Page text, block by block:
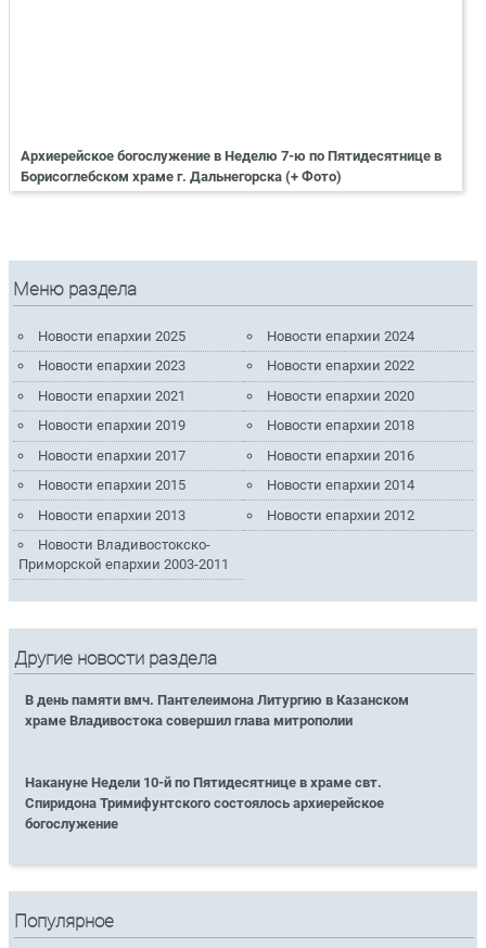
Архиерейское богослужение в Неделю 7-ю по Пятидесятнице в
Борисоглебском храме г. Дальнегорска (+ Фото)
Меню раздела
Новости епархии 2025
Новости епархии 2024
Новости епархии 2023
Новости епархии 2022
Новости епархии 2021
Новости епархии 2020
Новости епархии 2019
Новости епархии 2018
Новости епархии 2017
Новости епархии 2016
Новости епархии 2015
Новости епархии 2014
Новости епархии 2013
Новости епархии 2012
Новости Владивостокско-
Приморской епархии 2003-2011
Другие новости раздела
В день памяти вмч. Пантелеимона Литургию в Казанском
храме Владивостока совершил глава митрополии
Накануне Недели 10-й по Пятидесятнице в храме свт.
Спиридона Тримифунтского состоялось архиерейское
богослужение
Популярное